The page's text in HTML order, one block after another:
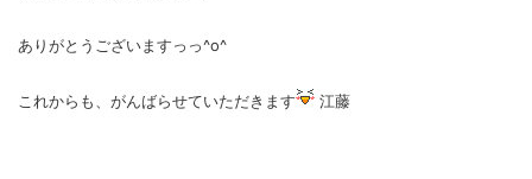
ありがとうございますっっ^o^
これからも、がんばらせていただきます 江藤